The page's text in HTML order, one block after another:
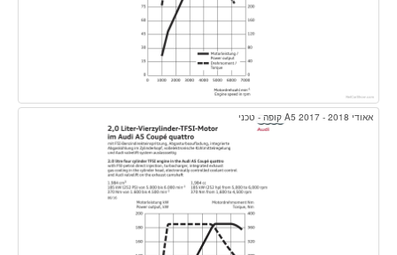
אאודי A5 2017 - 2018 קופה - טכני